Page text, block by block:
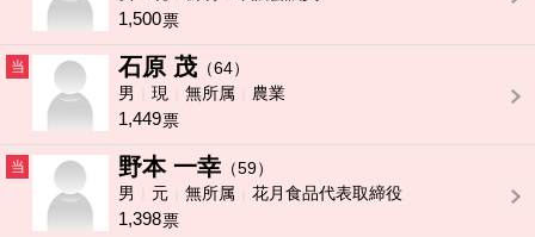
1,500票
当 石原 茂 （64）
男
現 無所属 農業
1,449票
当 野本 一幸 （59）
男
元 無所属 花月食品代表取締役
1,398票